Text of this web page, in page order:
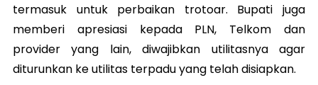
termasuk untuk perbaikan trotoar. Bupati juga
memberi apresiasi kepada PLN, Telkom dan
provider yang lain, diwajibkan utilitasnya agar
diturunkan ke utilitas terpadu yang telah disiapkan.